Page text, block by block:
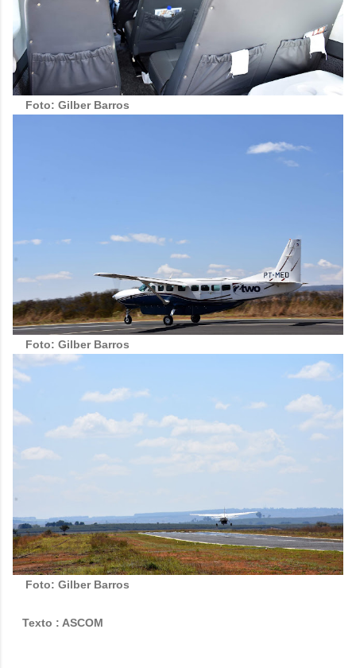
Foto: Gilber Barros
Foto: Gilber Barros
Foto: Gilber Barros
Texto : ASCOM